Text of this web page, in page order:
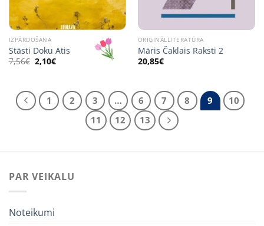
IZPĀRDOŠANA
Stāsti Doku Atis
7,56€ Original
price
2,10€Current
price
ORIĢINĀLLITERATŪRA
Māris Čaklais Raksti 2
20,85€
1 2 3 … 6 7 8 9
10
11
12 13
PAR VEIKALU
Noteikumi